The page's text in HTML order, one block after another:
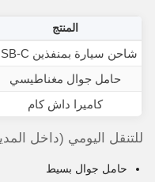
المنتج
شاحن سيارة بمنفذين USB-C
حامل جوال مغناطيسي
كاميرا داش كام
للتنقل اليومي (داخل
حامل جوال بسيط